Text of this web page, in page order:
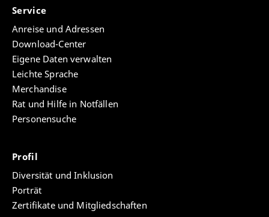
Service
Anreise und Adressen
Download-Center
Eigene Daten verwalten
Leichte Sprache
Merchandise
Rat und Hilfe in Notfällen
Personensuche
Profil
Diversität und Inklusion
Porträt
Zertifikate und Mitgliedschaften